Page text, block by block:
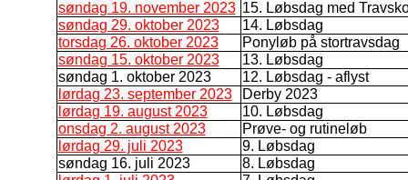
søndag 19. november 2023 15. Løbsdag med
søndag 29. oktober 2023
14. Løbsdag
torsdag 26. oktober 2023
Ponyløb på stortravsdag
søndag 15. oktober 2023
13. Løbsdag
søndag 1. oktober 2023
12. Løbsdag - aflyst
lørdag 23. september 2023
Derby 2023
lørdag 19. august 2023
10. Løbsdag
onsdag 2. august 2023
Prøve- og rutineløb
lørdag 29. juli 2023
9. Løbsdag
søndag 16. juli 2023
8. Løbsdag